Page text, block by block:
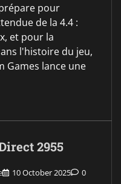
pour
de la 4.4 :
et pour la
l'histoire du jeu,
Games lance une
2955
10 October 2025 0